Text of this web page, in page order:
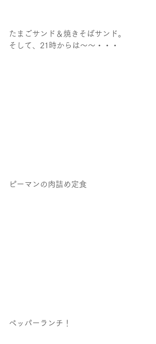
たまごサンド＆焼きそばサンド。
そして、21時からは～～・・・
ピーマンの肉詰め定食
ペッパーランチ！